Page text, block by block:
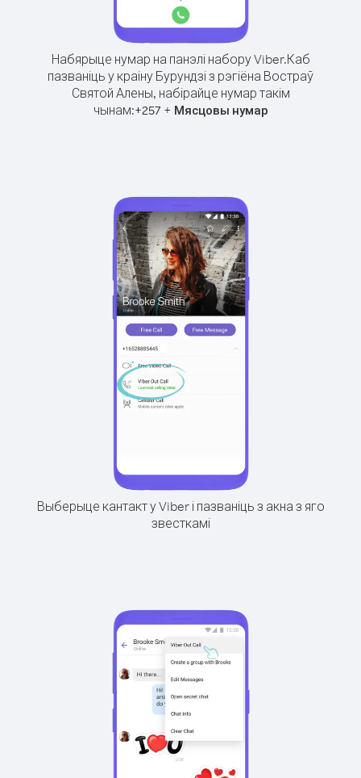
Набярыце нумар на панэлі набору Viber.Каб
пазваніць у краіну Бурундзі з рэгіёна Востраў
Святой Алены, набірайце нумар такім
чынам:+257+ Мясцовы нумар
Выберыце кантакт у Viber і пазваніць з акна з яго
звесткамі